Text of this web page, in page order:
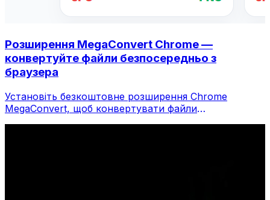
Розширення MegaConvert Chrome —
конвертуйте файли безпосередньо з
браузера
Установіть безкоштовне розширення Chrome
MegaConvert, щоб конвертувати файли